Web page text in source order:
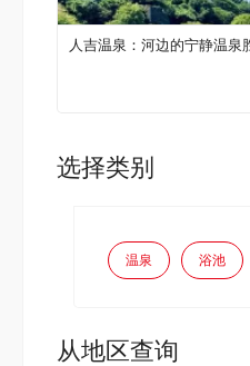
人吉温泉：河边的宁静温泉
选择类别
温泉 浴池
从地区查询